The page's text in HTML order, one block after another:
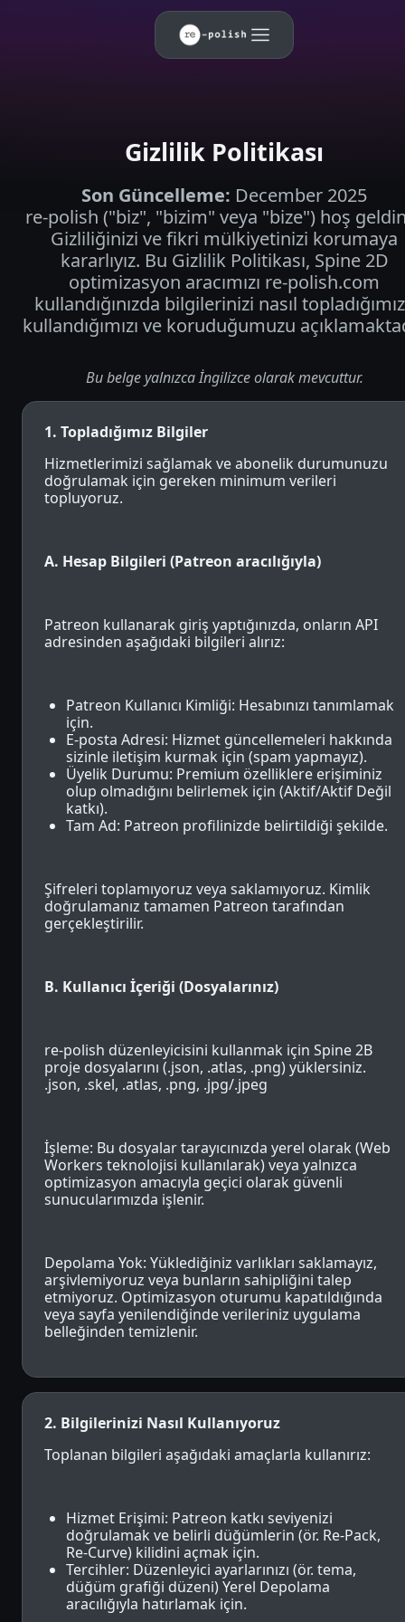
Gizlilik Politikası
Son Güncelleme: December 2025
re-polish ("biz", "bizim" veya "bize") hoş
Gizliliğinizi ve fikri mülkiyetinizi korumaya
kararlıyız. Bu Gizlilik Politikası, Spine 2D
optimizasyon aracımızı re-polish.com
kullandığınızda bilgilerinizi nasıl
kullandığımızı ve koruduğumuzu
Bu belge yalnızca İngilizce olarak mevcuttur.
1. Topladığımız Bilgiler
Hizmetlerimizi sağlamak ve abonelik durumunuzu
doğrulamak için gereken minimum verileri
topluyoruz.
A. Hesap Bilgileri (Patreon aracılığıyla)
Patreon kullanarak giriş yaptığınızda, onların API
adresinden aşağıdaki bilgileri alırız:
Patreon Kullanıcı Kimliği: Hesabınızı tanımlamak
için.
E-posta Adresi: Hizmet güncellemeleri hakkında
sizinle iletişim kurmak için (spam yapmayız).
Üyelik Durumu: Premium özelliklere erişiminiz
olup olmadığını belirlemek için (Aktif/Aktif Değil
katkı).
Tam Ad: Patreon profilinizde belirtildiği şekilde.
Şifreleri toplamıyoruz veya saklamıyoruz. Kimlik
doğrulamanız tamamen Patreon tarafından
gerçekleştirilir.
B. Kullanıcı İçeriği (Dosyalarınız)
re-polish düzenleyicisini kullanmak için Spine 2B
proje dosyalarını (.json, .atlas, .png) yüklersiniz.
.json, .skel, .atlas, .png, .jpg/.jpeg
İşleme: Bu dosyalar tarayıcınızda yerel olarak (Web
Workers teknolojisi kullanılarak) veya yalnızca
optimizasyon amacıyla geçici olarak güvenli
sunucularımızda işlenir.
Depolama Yok: Yüklediğiniz varlıkları saklamayız,
arşivlemiyoruz veya bunların sahipliğini talep
etmiyoruz. Optimizasyon oturumu kapatıldığında
veya sayfa yenilendiğinde verileriniz uygulama
belleğinden temizlenir.
2. Bilgilerinizi Nasıl Kullanıyoruz
Toplanan bilgileri aşağıdaki amaçlarla kullanırız:
Hizmet Erişimi: Patreon katkı seviyenizi
doğrulamak ve belirli düğümlerin (ör. Re-Pack,
Re-Curve) kilidini açmak için.
Tercihler: Düzenleyici ayarlarınızı (ör. tema,
düğüm grafiği düzeni) Yerel Depolama
aracılığıyla hatırlamak için.